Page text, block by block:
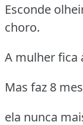
Esconde
choro.
A mulher fica
Mas faz 8
ela nunca